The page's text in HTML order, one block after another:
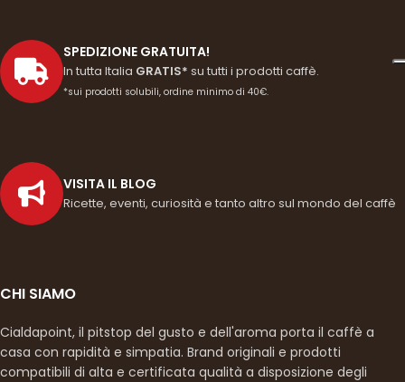
SPEDIZIONE GRATUITA!
In tutta Italia GRATIS* su tutti i prodotti caffè.
*sui prodotti solubili, ordine minimo di 40€.
VISITA IL BLOG
Ricette, eventi, curiosità e tanto altro sul mondo del caffè
CHI SIAMO
Cialdapoint, il pitstop del gusto e dell'aroma porta il caffè a
casa con rapidità e simpatia. Brand originali e prodotti
compatibili di alta e certificata qualità a disposizione degli